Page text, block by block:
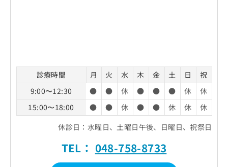
診療時間 月 火 水 木 金 土 日
祝
9:00〜12:30
● ● 休 ● ● ● 休
休
15:00〜18:00
● ● 休 ● ● 休 休
休
休診日：水曜日、土曜日午後、日曜日、祝祭日
TEL： 048-758-8733